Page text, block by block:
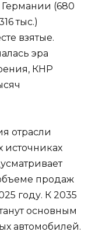
(680
тыс.)
взятые.
эра
КНР
отрасли
источниках
продаж
году. К 2035
основным
автомобилей.